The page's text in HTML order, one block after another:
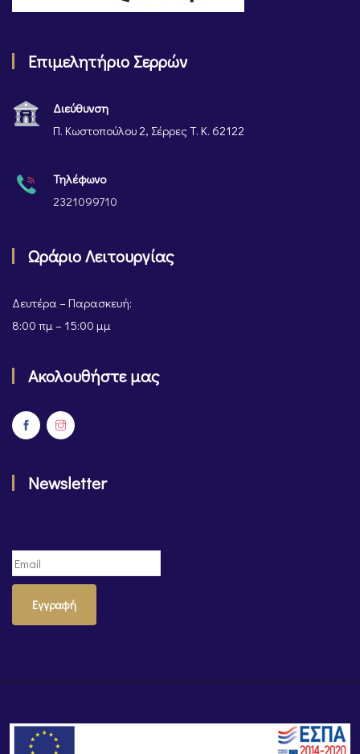
Επιμελητήριο Σερρών
Διεύθυνση
Π. Κωστοπούλου 2, Σέρρες Τ. Κ. 62122
Τηλέφωνο
2321099710
Ωράριο Λειτουργίας
Δευτέρα – Παρασκευή:
8:00 πμ – 15:00 μμ
Ακολουθήστε μας
Newsletter
Εγγραφή